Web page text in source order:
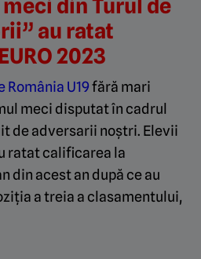
din Turul de
au ratat
2023
România U19fără mari
meci disputat în cadrul
de adversarii noștri. Elevii
ratat calificarea la
din acest an după ce au
a treia a clasamentului,